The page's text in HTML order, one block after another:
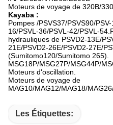
Moteurs de voyage de 320B/
Kayaba :
Pompes /PSVS37/PSVS90/
16/PSVL-36/PSVL-42/PSVL-
hydrauliques de PSVD2-13E/
21E/PSVD2-26E/PSVD2-27E/
(Sumitomo120/Sumitomo 265).
MSG18P/MSG27P/MSG44P/
Moteurs d'oscillation.
Moteurs de voyage de
MAG10/MAG12/MAG18/
Les Étiquettes: